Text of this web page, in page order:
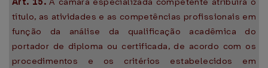
título, as atividades e as competências profissionais em
função da análise da qualificação acadêmica do
portador de diploma ou certificada, de acordo com os
procedimentos e os critérios estabelecidos em